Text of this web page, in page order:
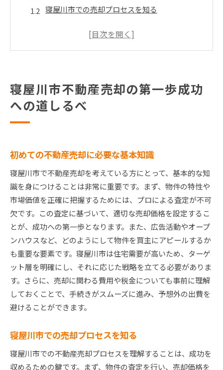
寝屋川市での売却プロセスを知る
専門家のサポートを受けるメリット
市場分析で見えてくる寝屋川市不動産売却の秘訣
地域の不動産市場動向を把握する
最新の不動産トレンドをチェック
寝屋川市の地域特性を活かした不動産売却プラン
寝屋川市の魅力を伝えるプロモーション
地域特性を反映した売却戦略
買い手を引きつけるための地域情報
寝屋川市の未来展望を考慮した売却
地域コミュニティの活用法
地域密着型の不動産エージェント選び
不動産売却で失敗しないための寝屋川市特化ガイド
売却前に確認すべき重要ポイント
寝屋川市特有のリスク管理法
失敗を防ぐための効果的な広告戦略
寝屋川市不動産売却の第一歩成功
への道しるべ
初めての不動産売却に必要な基本知識
寝屋川市で不動産売却を考えている方にとって、基本的な知
識を身につけることは非常に重要です。まず、物件の特性や
市場価値を正確に把握するためには、プロによる査定が不可
欠です。この査定に基づいて、適切な売却価格を設定するこ
とが、成功への第一歩となります。また、広告活動やオープ
ンハウスなど、どのようにして物件を買主にアピールするか
も重要な要素です。寝屋川市は住宅需要が高いため、ターゲ
ット層を明確にし、それに応じた戦略を立てる必要がありま
す。さらに、売却に関わる費用や税金についても事前に理解
しておくことで、手続きがスムーズに進み、予想外の出費を
避けることができます。
寝屋川市での売却プロセスを知る
寝屋川市での不動産売却プロセスを理解することは、成功を
収めるための鍵です。まず、物件の査定を行い、売却価格を